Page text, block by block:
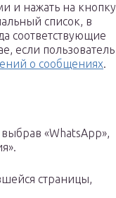
и нажать на кнопку
список, в
соответствующие
если пользователь
о сообщениях.
«WhatsApp»,
страницы,